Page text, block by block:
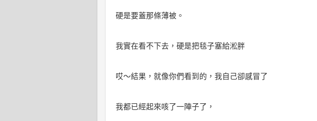
硬是要蓋那條薄被。
我實在看不下去，硬是把毯子塞給淞胖
哎～結果，就像你們看到的，我自己卻感冒了
我都已經起來咳了一陣子了，